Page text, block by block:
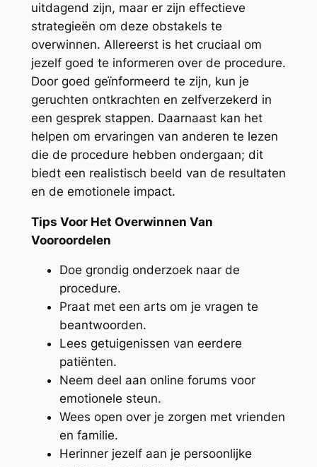
uitdagend zijn, maar er zijn effectieve
strategieën om deze obstakels te
overwinnen. Allereerst is het cruciaal om
jezelf goed te informeren over de procedure.
Door goed geïnformeerd te zijn, kun je
geruchten ontkrachten en zelfverzekerd in
een gesprek stappen. Daarnaast kan het
helpen om ervaringen van anderen te lezen
die de procedure hebben ondergaan; dit
biedt een realistisch beeld van de resultaten
en de emotionele impact.
Tips Voor Het Overwinnen Van
Vooroordelen
Doe grondig onderzoek naar de
procedure.
Praat met een arts om je vragen te
beantwoorden.
Lees getuigenissen van eerdere
patiënten.
Neem deel aan online forums voor
emotionele steun.
Wees open over je zorgen met vrienden
en familie.
Herinner jezelf aan je persoonlijke